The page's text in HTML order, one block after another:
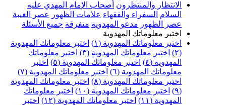
والمنتظرون أصحاب الإمام المهدي عليه
السفراء والفقهاء علامات الظهور عصر الغيبة
مدعو المهدوية متفرقة جميع الأسئلة
معلوماتك المهدوية
معلوماتك المهدوية (١)
اختبر معلوماتك المهدوية
اختبر معلوماتك المهدوية (٣)
اختبر معلوماتك
اختبر معلوماتك المهدوية (٥)
اختبر
المهدوية (٦)
اختبر معلوماتك المهدوية (٧)
معلوماتك المهدوية (٨)
اختبر معلوماتك المهدوية
اختبر معلوماتك المهدوية (١٠)
اختبر معلوماتك
اختبر معلوماتك المهدوية (١٢)
اختبر